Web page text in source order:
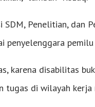
Penelitian, dan
karena disabilitas
di wilayah kerja